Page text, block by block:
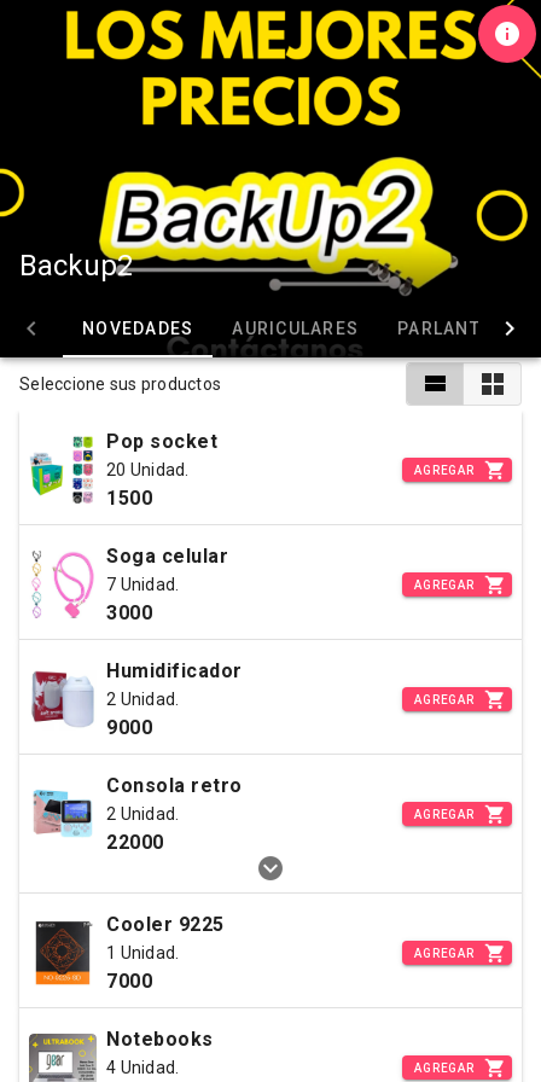
Backup2
NOVEDADES AURICULARES PARLANTES
Seleccione sus productos
Pop socket
20 Unidad.
1500
AGREGAR
Soga celular
7 Unidad.
3000
AGREGAR
Humidificador
2 Unidad.
9000
AGREGAR
Consola retro
2 Unidad.
22000
AGREGAR
Cooler 9225
1 Unidad.
7000
AGREGAR
Notebooks
4 Unidad. AGREGAR